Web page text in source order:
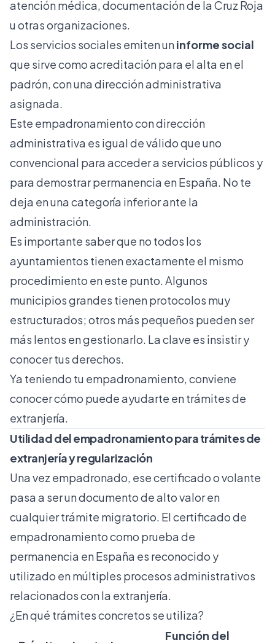
atención médica, documentación de la Cruz Roja
u otras organizaciones.
Los servicios sociales emiten uninforme social
que sirve como acreditación para el alta en el
padrón, con una dirección administrativa
asignada.
Este empadronamiento con dirección
administrativa es igual de válido que uno
convencional para acceder a servicios públicos y
para demostrar permanencia en España. No te
deja en una categoría inferior ante la
administración.
Es importante saber que no todos los
ayuntamientos tienen exactamente el mismo
procedimiento en este punto. Algunos
municipios grandes tienen protocolos muy
estructurados; otros más pequeños pueden ser
más lentos en gestionarlo. La clave es insistir y
conocer tus derechos.
Ya teniendo tu empadronamiento, conviene
conocer cómo puede ayudarte en trámites de
extranjería.
Utilidad del empadronamiento para trámites de
extranjería y regularización
Una vez empadronado, ese certificado o volante
pasa a ser un documento de alto valor en
cualquier trámite migratorio. El certificado de
empadronamiento como prueba de
permanencia en España es reconocido y
utilizado en múltiples procesos administrativos
relacionados con la extranjería.
¿En qué trámites concretos se utiliza?
Función del